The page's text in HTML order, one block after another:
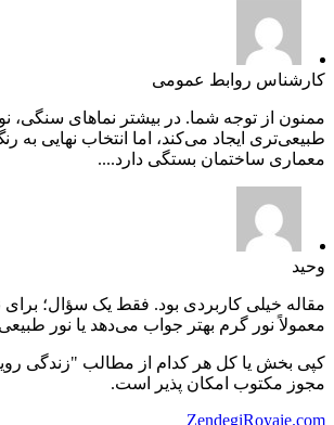
کارشناس روابط عمومی
ممنون از توجه شما. در بیشتر نماهای سنگی،
طبیعی‌تری ایجاد می‌کند، اما انتخاب نهایی
معماری ساختمان بستگی دارد....
وحید
مقاله خیلی کاربردی بود. فقط یک سؤال؛
معمولاً نور گرم بهتر جواب می‌دهد یا نور
کپی بخش یا کل هر کدام از مطالب "زندگی
مجوز مکتوب امکان پذیر است.
ZendegiRoyaie.com